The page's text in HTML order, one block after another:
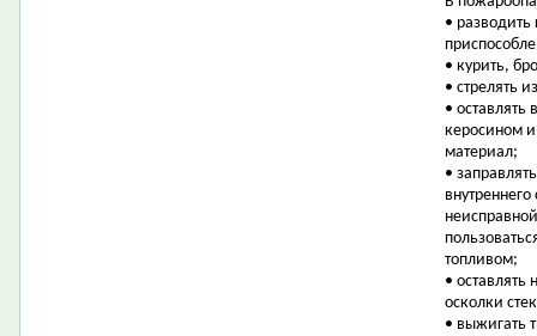
• разводить
• курить,
• стрелять
•
керосином
материал;
•
топливом;
•
осколки
• выжигать